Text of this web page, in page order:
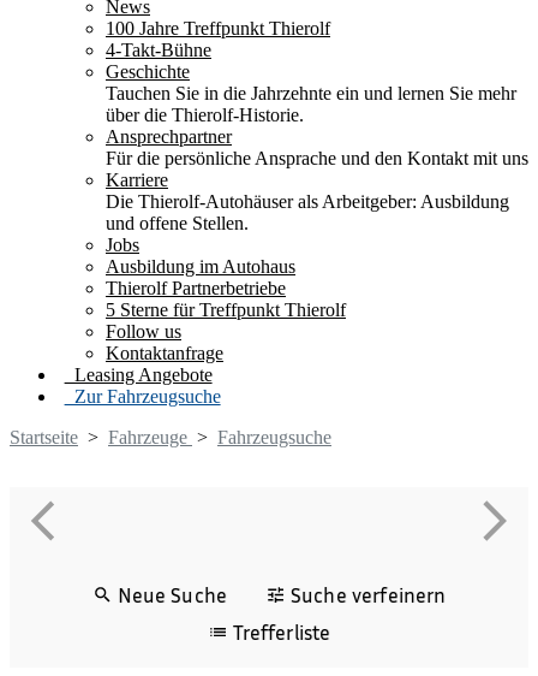
News
100 Jahre Treffpunkt Thierolf
4-Takt-Bühne
Geschichte
Tauchen Sie in die Jahrzehnte ein und lernen Sie mehr
über die Thierolf-Historie.
Ansprechpartner
Für die persönliche Ansprache und den Kontakt mit uns
Karriere
Die Thierolf-Autohäuser als Arbeitgeber: Ausbildung
und offene Stellen.
Jobs
Ausbildung im Autohaus
Thierolf Partnerbetriebe
5 Sterne für Treffpunkt Thierolf
Follow us
Kontaktanfrage
Leasing Angebote
Zur Fahrzeugsuche
Startseite > Fahrzeuge > Fahrzeugsuche
Neue Suche
Suche verfeinern
Trefferliste